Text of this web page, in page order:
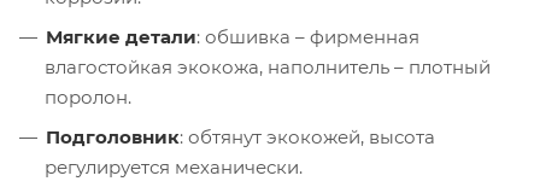
Мягкие детали: обшивка – фирменная
влагостойкая экокожа, наполнитель – плотный
поролон.
Подголовник: обтянут экокожей, высота
регулируется механически.